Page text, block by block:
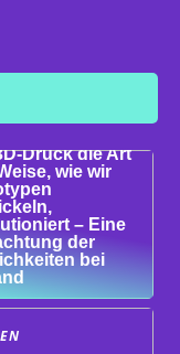
Druck die Art
wie wir
– Eine
der
bei